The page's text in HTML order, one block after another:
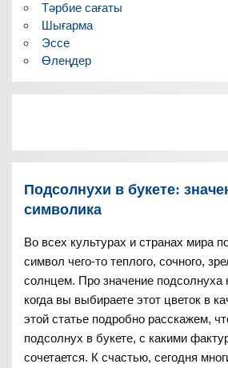
Тәрбие сағаты
Шығарма
Эссе
Өлеңдер
Подсолнухи в букете:
символика
Во всех культурах и странах мира
символ чего-то теплого, сочного,
солнцем. Про значение подсолнуха
когда вы выбираете этот цветок в
этой статье подробно расскажем,
подсолнух в букете, с какими
сочетается. К счастью, сегодня